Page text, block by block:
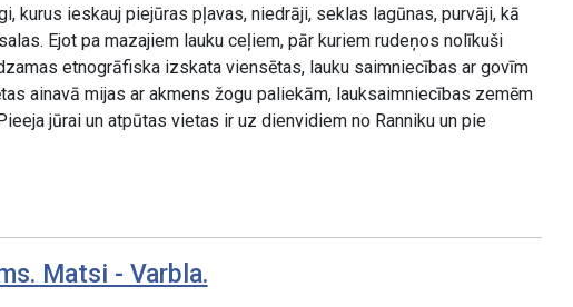
kurus ieskauj piejūras pļavas, niedrāji, seklas lagūnas, purvāji, kā
Ejot pa mazajiem lauku ceļiem, pār kuriem rudeņos nolīkuši
etnogrāfiska izskata viensētas, lauku saimniecības ar govīm
ainavā mijas ar akmens žogu paliekām, lauksaimniecības zemēm
jūrai un atpūtas vietas ir uz dienvidiem no Ranniku un pie
Matsi - Varbla.